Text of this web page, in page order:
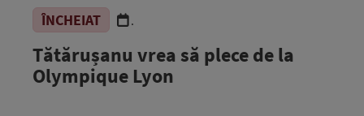
ÎNCHEIAT .
Tătărușanu vrea să plece de la
Olympique Lyon